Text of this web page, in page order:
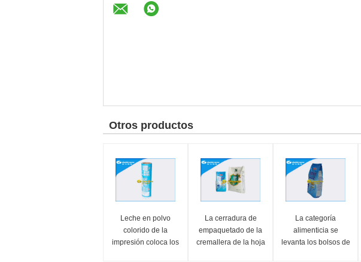
Otros productos
Leche en polvo
colorido de la
impresión coloca los
La cerradura de
empaquetado de la
cremallera de la hoja
La categoría
alimenticia se
levanta los bolsos de